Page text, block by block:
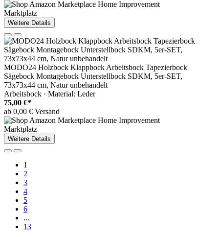
Marktplatz
Weitere Details
MODO24 Holzbock Klappbock Arbeitsbock Tapezierbock
Sägebock Montagebock Unterstellbock SDKM, 5er-SET,
73x73x44 cm, Natur unbehandelt
Arbeitsbock · Material: Leder
75,00 €*
ab 0,00 € Versand
Marktplatz
Weitere Details
1
2
3
4
5
6
...
13